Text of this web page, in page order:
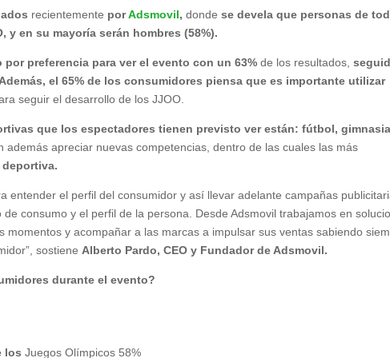
recientemente porAdsmovil,donde se devela que personas de
y en su mayoría serán hombres (58%).
preferencia para ver el evento con un 63%de los resultados,
el 65% de los consumidores piensa que es importante utilizar
seguir el desarrollo de los JJOO.
que los espectadores tienen previsto ver están: fútbol,
además apreciar nuevas competencias, dentro de las cuales las más
entender el perfil del consumidor y así llevar adelante campañas
consumo y el perfil de la persona. Desde Adsmovil trabajamos en
momentos y acompañar a las marcas a impulsar sus ventas sabiendo
sostiene Alberto Pardo, CEO y Fundador de Adsmovil.
durante el evento?
los Juegos Olímpicos 58%